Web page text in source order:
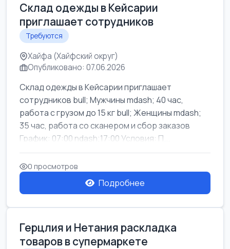
Склад одежды в Кейсарии
приглашает сотрудников
Требуются
Хайфа (Хайфский округ)
Опубликовано: 07.06.2026
Склад одежды в Кейсарии приглашает
сотрудников bull; Мужчины mdash; 40 час,
работа с грузом до 15 кг bull; Женщины mdash;
35 час, работа со сканером и сбор заказов
График: 07:00 ndash;17:00 Условия: П...
0 просмотров
Подробнее
Герцлия и Нетания раскладка
товаров в супермаркете